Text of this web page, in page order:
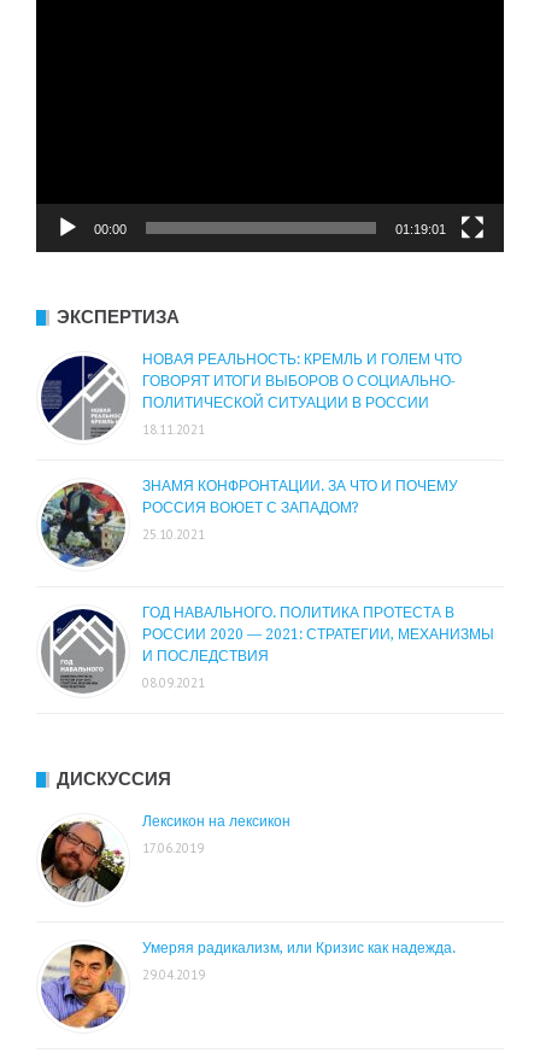
00:00 01:19:01
ЭКСПЕРТИЗА
НОВАЯ РЕАЛЬНОСТЬ: КРЕМЛЬ И ГОЛЕМ ЧТО
ГОВОРЯТ ИТОГИ ВЫБОРОВ О СОЦИАЛЬНО-
ПОЛИТИЧЕСКОЙ СИТУАЦИИ В РОССИИ
18.11.2021
ЗНАМЯ КОНФРОНТАЦИИ. ЗА ЧТО И ПОЧЕМУ
РОССИЯ ВОЮЕТ С ЗАПАДОМ?
25.10.2021
ГОД НАВАЛЬНОГО. ПОЛИТИКА ПРОТЕСТА В
РОССИИ 2020 — 2021: СТРАТЕГИИ, МЕХАНИЗМЫ
И ПОСЛЕДСТВИЯ
08.09.2021
ДИСКУССИЯ
Лексикон на лексикон
17.06.2019
Умеряя радикализм, или Кризис как надежда.
29.04.2019